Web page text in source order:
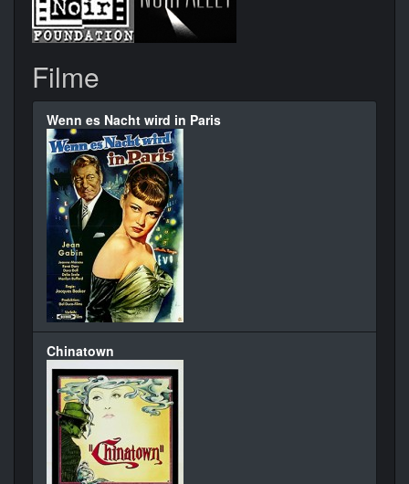
Filme
Wenn es Nacht wird in Paris
Chinatown